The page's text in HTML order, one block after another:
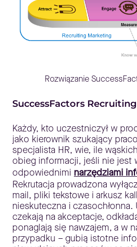
Rozwiązanie
SuccessFactors
Każdy, kto uczestniczył w
jako kierownik szukający
specjalista HR, wie, ile
obieg informacji, jeśli nie jest
odpowiednimi narzędziami
Rekrutacja prowadzona
mail, pliki tekstowe i arkusz
nieskuteczna i
czekają na akceptacje,
ponaglają się nawzajem, a w
przypadku – gubią istotne